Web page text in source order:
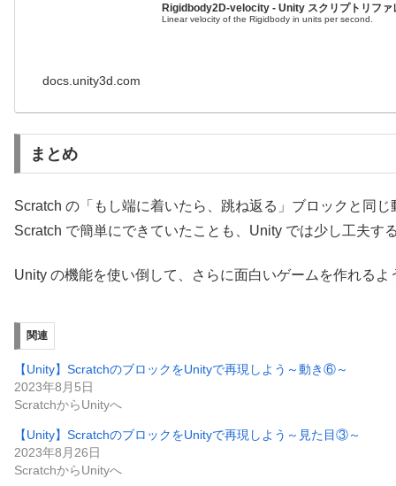
Rigidbody2D-velocity - Unity スクリプトリファ
Linear velocity of the Rigidbody in units per second.
docs.unity3d.com
まとめ
Scratch の「もし端に着いたら、跳ね返る」ブロックと同
Scratch で簡単にできていたことも、Unity では少し工夫す
Unity の機能を使い倒して、さらに面白いゲームを作れるよ
関連
【Unity】ScratchのブロックをUnityで再現しよう～動き⑥～
2023年8月5日
ScratchからUnityへ
【Unity】ScratchのブロックをUnityで再現しよう～見た目③～
2023年8月26日
ScratchからUnityへ